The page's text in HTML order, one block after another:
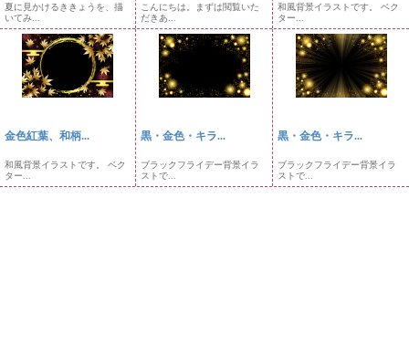
夏に見かけるききょうを、描
いてみ...
こんにちは。まずは閲覧いた
だきあ...
和風背景イラストです。 ベク
ター...
金色紅葉、和柄...
和風背景イラストです。 ベク
ター...
黒・金色・キラ...
ブラックフライデー背景イラ
ストで...
黒・金色・キラ...
ブラックフライデー背景イラ
ストで...